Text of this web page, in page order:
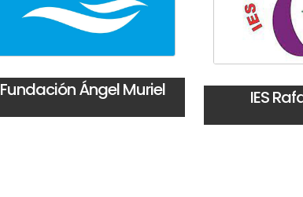
Fundación Ángel Muriel IES